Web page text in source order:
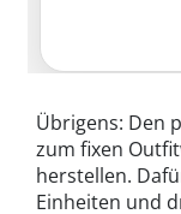
Übrigens: Den
zum fixen
herstellen.
Einheiten und